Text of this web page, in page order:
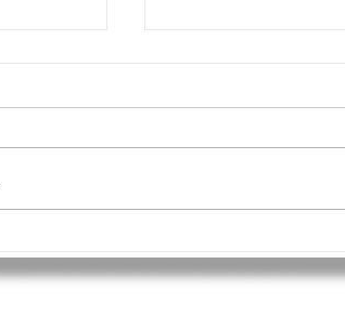
Deportista del Año Acord
2025